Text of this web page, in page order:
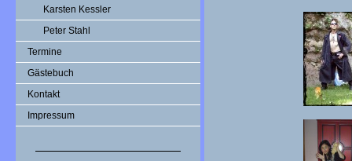
Karsten Kessler
Peter Stahl
Termine
Gästebuch
Kontakt
Impressum